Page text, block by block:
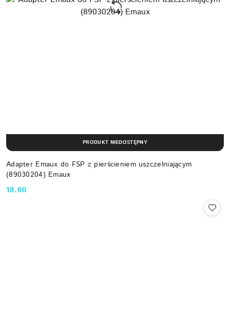
Adapter Emaux do FSP z pierścieniem uszczelniającym
(89030204) Emaux
Cena:
18.00
PRODUKT NIEDOSTĘPNY